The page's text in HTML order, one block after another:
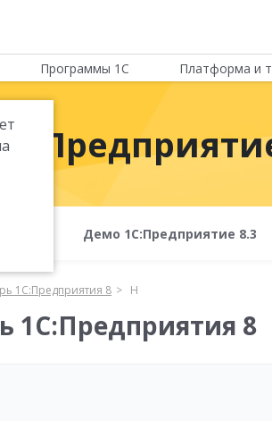
Программы 1С Платформа и
Демо 1С:Предприятие 8.3
1С:Предприятия 8 Н
1С:Предприятия 8